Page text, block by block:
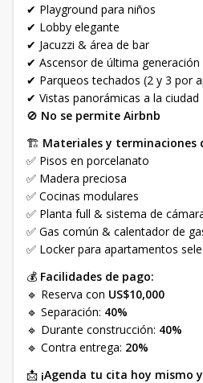
✔ Playground para niños
✔ Lobby elegante
✔ Jacuzzi & área de bar
✔ Ascensor de última generación
✔ Parqueos techados (2 y 3 por
✔ Vistas panorámicas a la ciudad
🚫 No se permite Airbnb
🏗 Materiales y terminaciones
✅ Pisos en porcelanato
✅ Madera preciosa
✅ Cocinas modulares
✅ Planta full & sistema de
✅ Gas común & calentador de
✅ Locker para apartamentos
💰 Facilidades de pago:
🔹 Reserva con US$10,000
🔹 Separación: 40%
🔹 Durante construcción: 40%
🔹 Contra entrega: 20%
📩 ¡Agenda tu cita hoy mismo